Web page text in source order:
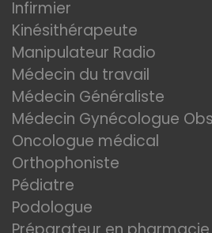
Infirmier
Kinésithérapeute
Manipulateur Radio
Médecin du travail
Médecin Généraliste
Médecin Gynécologue
Oncologue médical
Orthophoniste
Pédiatre
Podologue